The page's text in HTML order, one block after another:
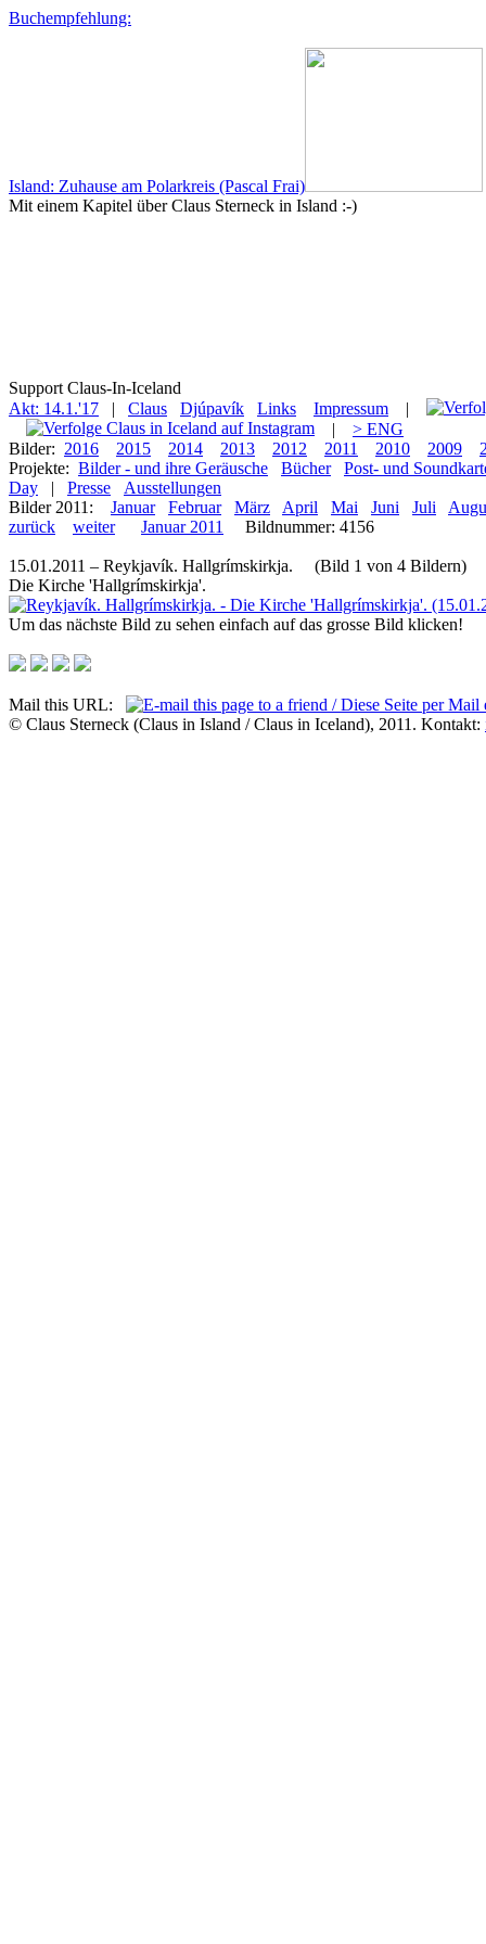
Buchempfehlung:
Island: Zuhause am Polarkreis (Pascal Frai)
Mit einem Kapitel über Claus Sterneck in Island :-)
Support Claus-In-Iceland
Akt: 14.1.'17
| Claus Djúpavík Links Impressum
|
|
> ENG
Bilder: 2016 2015 2014 2013 2012 2011 2010 2009
Projekte: Bilder - und ihre Geräusche Bücher
Post- und
Day
| Presse
Ausstellungen
Bilder 2011:
Januar Februar März April Mai Juni Juli
zurück
weiter Januar 2011 Bildnummer: 4156
15.01.2011 – Reykjavík. Hallgrímskirkja. (Bild 1 von 4 Bildern)
Die Kirche 'Hallgrímskirkja'.
Um das nächste Bild zu sehen einfach auf das grosse Bild klicken!
Mail this URL:
© Claus Sterneck (Claus in Island / Claus in Iceland), 2011. Kontakt: